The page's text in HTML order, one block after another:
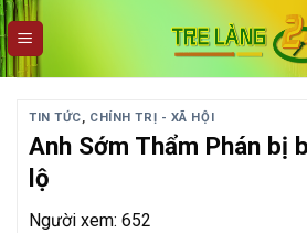
Skip
to
content
TIN TỨC, CHÍNH TRỊ - XÃ HỘI
Anh Sớm Thẩm Phán bị
lộ
Người xem: 652